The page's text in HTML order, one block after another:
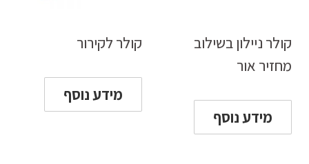
קולר ניילון בשילוב
מחזיר אור
מידע נוסף
קולר לקירור
מידע נוסף